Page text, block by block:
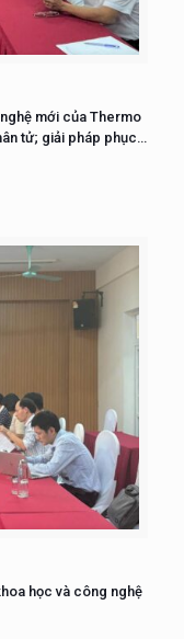
mới của Thermo
tử; giải pháp phục
học và công nghệ